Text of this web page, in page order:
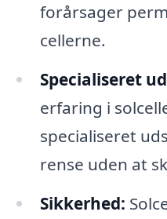
forårsager
cellerne.
Specialiseret
erfaring i
specialiseret
rense uden at
Sikkerhed: